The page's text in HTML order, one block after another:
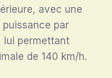
avec une
par
lui permettant
de 140 km/h.